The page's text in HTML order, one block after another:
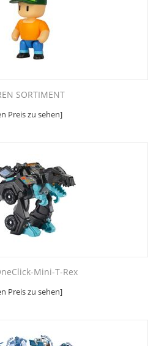
SORTIMENT
Preis zu sehen]
Mini-T-Rex
Preis zu sehen]